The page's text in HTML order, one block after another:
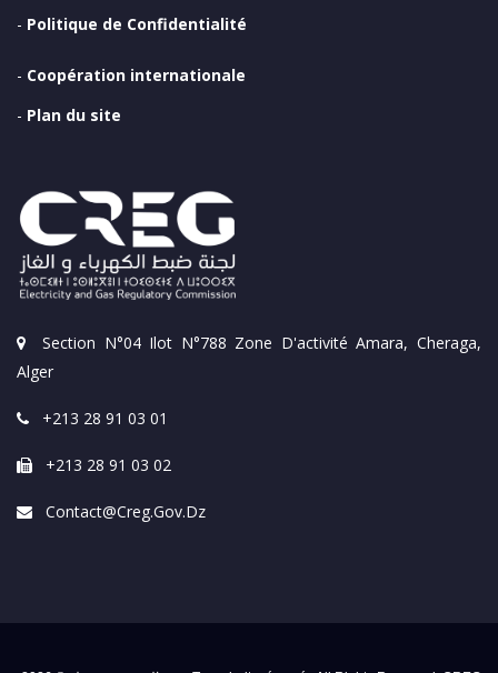
Section N°04 Ilot N°788 Zone D'activité Amara, Cheraga,
Alger
+213 28 91 03 01
+213 28 91 03 02
Contact@creg.gov.dz
- Politique de Confidentialité
- Coopération internationale
- Plan du site